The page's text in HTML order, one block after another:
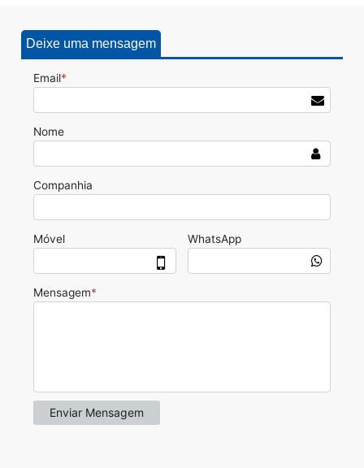
Deixe uma mensagem